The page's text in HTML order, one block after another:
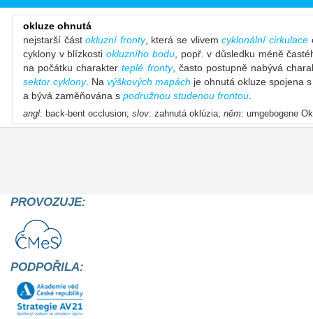
okluze ohnutá
nejstarší částokluzní fronty, která se vlivemcyklonální cirkulace
cyklony v blízkostiokluzního bodu, popř. v důsledku méně
na počátku charakterteplé fronty, často postupně nabývá
sektor cyklony. Navýškových mapách je ohnutá okluze spojena
a bývá zaměňována s podružnou studenou frontou
angl: back-bent occlusion; slov: zahnutá oklúzia; něm: umgebogene
PROVOZUJE:
PODPOŘILA: